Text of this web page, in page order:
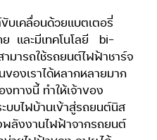
บเคลื่อนด้วยแบตเตอรี่
ย และมีเทคโนโลยี
bi-
มารถใช้รถยนต์ไฟฟ้าชาร์จ
องเราได้หลากหลายมาก
งทางนี้ ทำให้เจ้าของ
บบไฟบ้านเข้าสู่รถยนต์นิส
ลังงานไฟฟ้าจากรถยนต์